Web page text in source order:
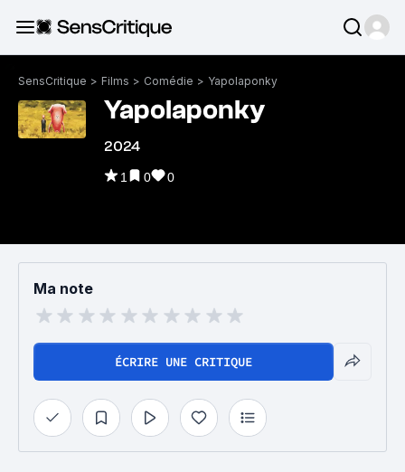
SensCritique > Films > Comédie > Yapolaponky
Yapolaponky
2024
1 0 0
Ma note
ÉCRIRE UNE CRITIQUE